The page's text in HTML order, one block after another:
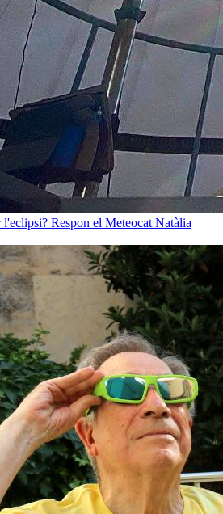
Respon el Meteocat Natàlia